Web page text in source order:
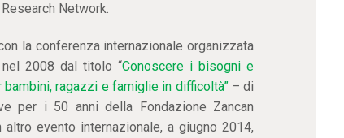
Network.
la conferenza internazionale organizzata
nel 2008 dal titolo “Conoscere i bisogni e
ragazzi e famiglie in difficoltà”– di
per i 50 anni della Fondazione Zancan
evento internazionale, a giugno 2014,